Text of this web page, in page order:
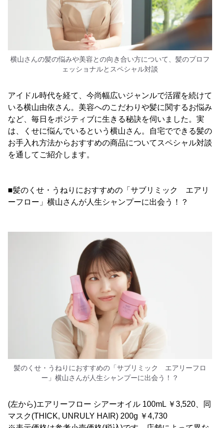
横山さんの髪の悩みや美容との向き合い方について、髪のプロフ
ェッショナルとスペシャル対談
アイドル時代を経て、今尚幅広いジャンルで活躍を続けて
いる横山由依さん。美容へのこだわりや髪に関するお悩み
など、毎日をポジティブに生きる秘訣を伺いました。実
は、くせに悩んでいるという横山さん。自宅でできる髪の
お手入れ方法からおすすめの商品についてスペシャル対談
を通してご紹介します。
■髪のくせ・うねりにおすすめの「サブリミック エアリ
ーフロー」横山さんが人生シャンプーに出会う！？
髪のくせ・うねりにおすすめの「サブリミック エアリーフロ
ー」横山さんが人生シャンプーに出会う！？
(左から)エアリーフロー シアーオイル 100mL ￥3,520、同
マスク(THICK, UNRULY HAIR) 200g ￥4,730